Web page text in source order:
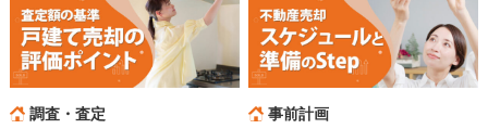
調査・査定 事前計画